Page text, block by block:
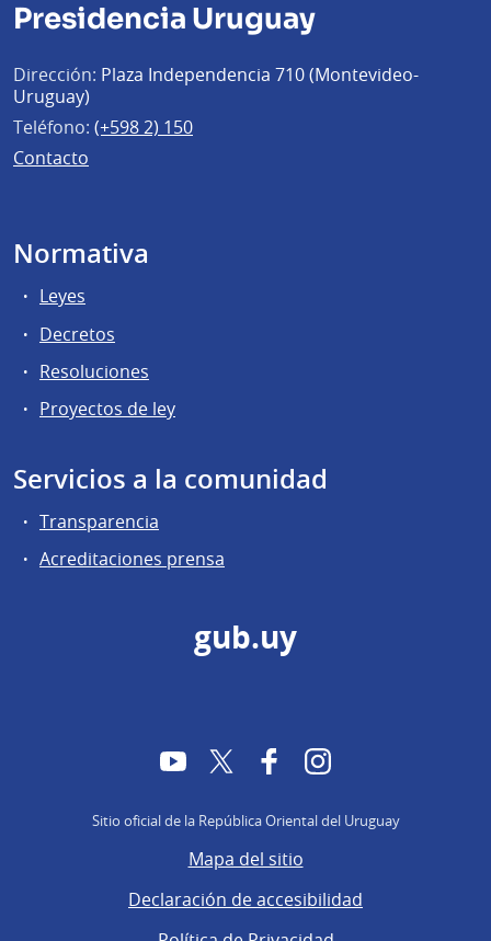
Presidencia Uruguay
Dirección: Plaza Independencia 710 (Montevideo-
Uruguay)
Teléfono: (+598 2) 150
Contacto
Normativa
Leyes
Decretos
Resoluciones
Proyectos de ley
Servicios a la comunidad
Transparencia
Acreditaciones prensa
gub.uy
YouTubeTwitter FacebookInstagram
Sitio oficial de la República Oriental del Uruguay
Mapa del sitio
Declaración de accesibilidad